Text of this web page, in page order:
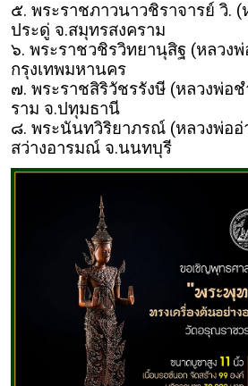
๕. พระราชภาวนาวชิราจารย์ วิ.
ประดู่ จ.สมุทรสงคราม
๖. พระราชวชิรวิทยานุสิฐ (หลวง
กรุงเทพมหานคร
๗. พระราชสิริวัชรรังษี (หลวงพ่อ
ราม จ.ปทุมธานี
๘. พระนันทวิริยาภรณ์ (หลวงพ่ออ่
สว่างอารมณ์ จ.นนทบุรี